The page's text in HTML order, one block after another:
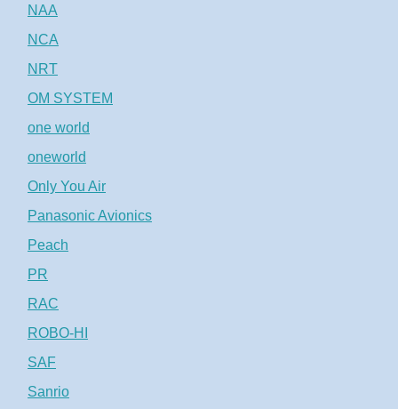
NAA
NCA
NRT
OM SYSTEM
one world
oneworld
Only You Air
Panasonic Avionics
Peach
PR
RAC
ROBO-HI
SAF
Sanrio